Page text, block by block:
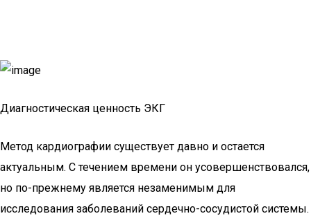
Диагностическая ценность ЭКГ
Метод кардиографии существует давно и остается
актуальным. С течением времени он усовершенствовался,
но по-прежнему является незаменимым для
исследования заболеваний сердечно-сосудистой системы.